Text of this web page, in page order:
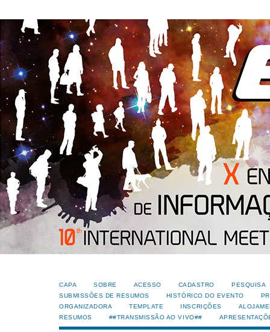
CAPA SOBRE ACESSO CADASTRO
PESQUISA
SUBMISSÕES DE RESUMOS
HISTÓRICO DO EVENTO
ORGANIZADORA
TEMPLATE INSCRIÇÕES
RESUMOS
##TRANSMISSÃO AO VIVO##